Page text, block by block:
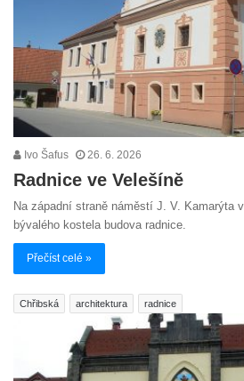
Ivo Šafus 26. 6. 2026
Radnice ve Velešíně
Na západní straně náměstí J. V. Kamarýta
bývalého kostela budova radnice.
Přečíst celé »
Chřibská architektura radnice